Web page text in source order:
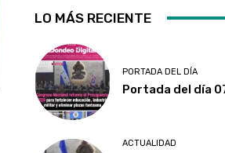
LO MÁS RECIENTE
PORTADA DEL DÍA
Portada del día
ACTUALIDAD